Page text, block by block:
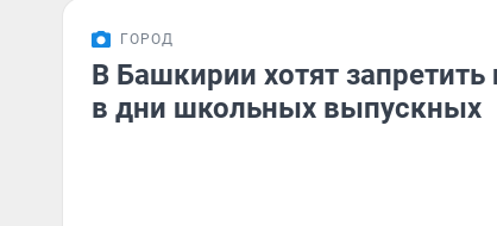
ГОРОД
В Башкирии хотят
в дни школьных выпускных